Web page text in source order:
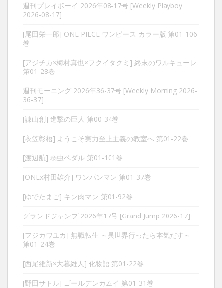
週刊プレイボーイ 2026年08-17号 [Weekly Playboy
2026-08-17]
[尾田栄一郎] ONE PIECE ワンピース カラー版 第01-106
巻
[アジチカ×梅村真也×フクイタクミ] 終末のワルキューレ
第01-28巻
週刊モーニング 2026年36-37号 [Weekly Morning 2026-
36-37]
[諌山創] 進撃の巨人 第00-34巻
[衣笠彰梧] ようこそ実力至上主義の教室へ 第01-22巻
[渡辺航] 弱虫ペダル 第01-101巻
[ONEx村田雄介] ワンパンマン 第01-37巻
[ゆでたまご] キン肉マン 第01-92巻
グランドジャンプ 2026年17号 [Grand Jump 2026-17]
[フジカワユカ] 無職転生 ～異世界行ったら本気だす～
第01-24巻
[西尾維新×大暮維人] 化物語 第01-22巻
[野田サトル] ゴールデンカムイ 第01-31巻